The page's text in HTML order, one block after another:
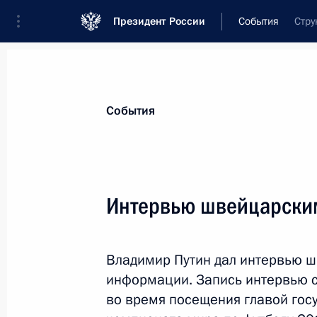
Президент России События
Новости
Послания Федеральному Собранию
Совещания, заседания, рабочие встречи
Речи и обращения
События
Интервью
Владимир Путин дал интервью
информации. Запись интервью
во время посещения главой